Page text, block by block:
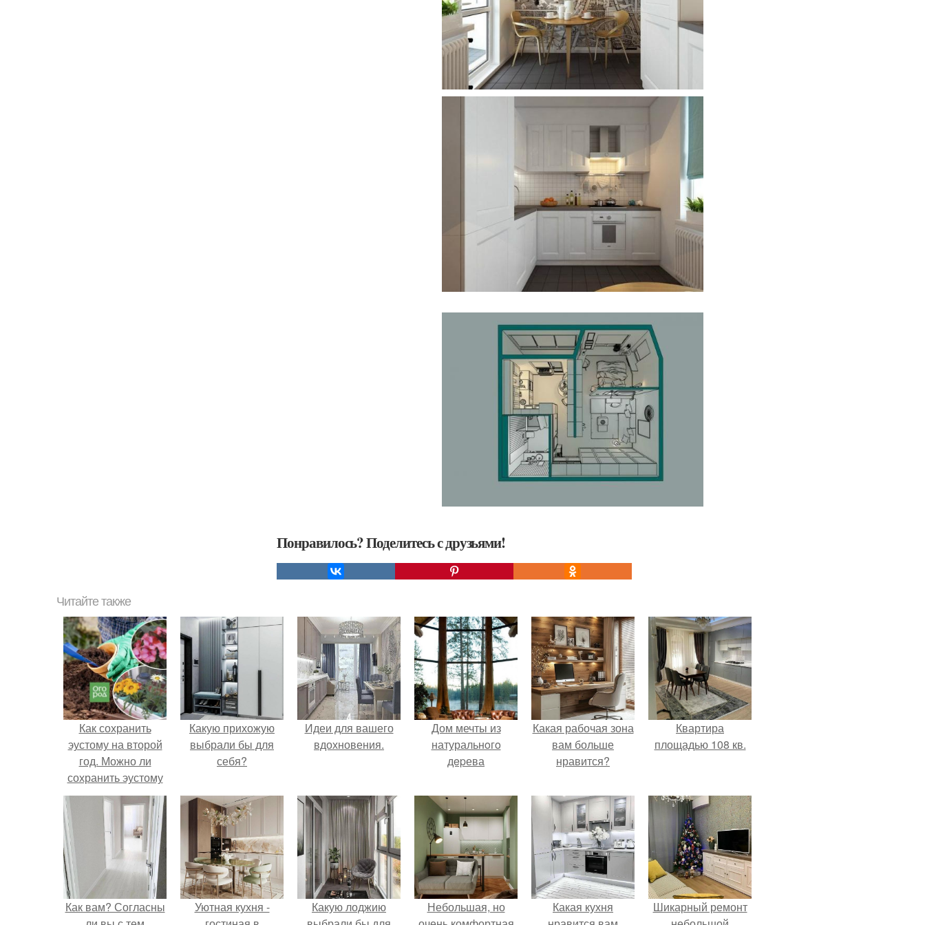
Понравилось? Поделитесь с друзьями!
Читайте также
Как сохранить
эустому на второй
год. Можно ли
сохранить эустому
на второй год?
Когда она цветет?
Какую прихожую
выбрали бы для
себя?
Идеи для вашего
вдохновения.
Дом мечты из
натуральнoгo
дepева
Какая рабочая зона
вам больше
нравится?
Квартира
площадью 108 кв.
Как вам? Согласны
Уютная кухня -
Какую лоджию
Небольшая, но
Какая кухня
Шикарный ремонт